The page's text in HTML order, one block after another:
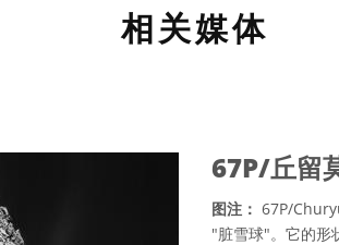
相关媒体
67P/丘留
图注： 67P/
"脏雪球"。它的形